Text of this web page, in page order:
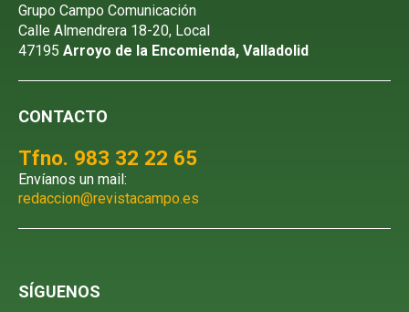
Grupo Campo Comunicación
Calle Almendrera 18-20, Local
47195 Arroyo de la Encomienda, Valladolid
CONTACTO
Tfno. 983 32 22 65
Envíanos un mail:
redaccion@revistacampo.es
SÍGUENOS